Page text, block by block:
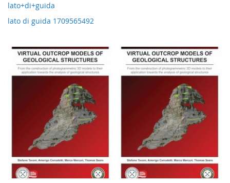
lato+di+guida
lato di guida 1709565492